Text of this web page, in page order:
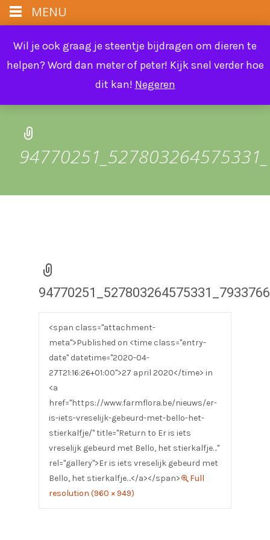
Wil je ook graag je steentje bijdragen om dieren te
helpen? Word dan meter of peter! Kijk snel verder hoe
dit kan! Negeren
<span class="attachment-
meta">Published on <time class="entry-
date" datetime="2020-04-
27T21:16:26+01:00">27 april 2020</time> in
<a
href="https://www.farmflora.be/nieuws/er-
is-iets-vreselijk-gebeurd-met-bello-het-
stierkalfje/" title="Return to Er is iets
vreselijk gebeurd met Bello, het stierkalfje…"
rel="gallery">Er is iets vreselijk gebeurd met
Bello, het stierkalfje…</a></span>
Full
resolution (960 × 949)
MENU